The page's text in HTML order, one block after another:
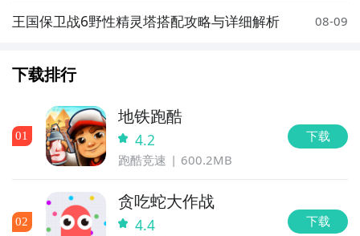
王国保卫战6野性精灵塔搭配攻略与详细解析 08-09
下载排行
01
地铁跑酷
4.2
跑酷竞速 600.2MB
下载
02
贪吃蛇大作战
4.4 下载